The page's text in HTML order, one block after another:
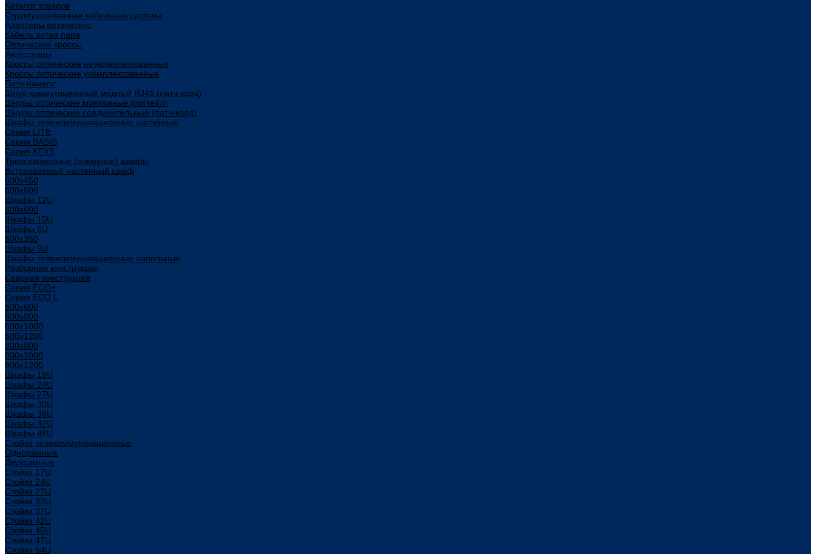
Каталог товаров
Структурированная кабельная система
Адаптеры оптические
Кабель витая пара
Оптические кроссы
Аксессуары
Кроссы оптические неукомплектованные
Кроссы оптические укомплектованные
Патч-панели
Шнур коммутационный медный RJ45 (патч-корд)
Шнуры оптические монтажные (пигтейл)
Шнуры оптические соединительные (патч-корд)
Шкафы телекоммуникационные настенные
Cерия LITE
Cерия BASIS
Cерия KEYS
Трехсекционные (откидные) шкафы
Встраиваемый настенный шкаф
600x450
600x600
Шкафы 12U
600x600
Шкафы 15U
Шкафы 6U
600x350
Шкафы 9U
Шкафы телекоммуникационные напольные
Разборная конструкция
Сварная конструкция
Серия ECO+
Серия ECO L
600x600
600x800
600х1000
600х1200
800x800
800х1000
800х1200
Шкафы 18U
Шкафы 24U
Шкафы 27U
Шкафы 30U
Шкафы 36U
Шкафы 42U
Шкафы 48U
Стойки телекоммуникационные
Однорамные
Двухрамные
Стойки 17U
Стойки 24U
Стойки 27U
Стойки 33U
Стойки 37U
Стойки 42U
Стойки 45U
Стойки 47U
Стойки 54U